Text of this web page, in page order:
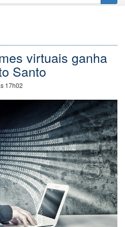
virtuais ganha
Santo
17h02